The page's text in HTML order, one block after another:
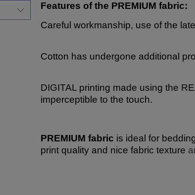
Features of the PREMIUM fabric:
Careful workmanship, use of the
Cotton has undergone additional
DIGITAL printing made using the
imperceptible to the touch.
PREMIUM fabric is ideal for
print quality and nice fabric texture